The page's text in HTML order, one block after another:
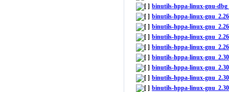
binutils-hppa-linux-gnu-
binutils-hppa-linux-
binutils-hppa-linux-
binutils-hppa-linux-
binutils-hppa-linux-
binutils-hppa-linux-
binutils-hppa-linux-
binutils-hppa-linux-
binutils-hppa-linux-